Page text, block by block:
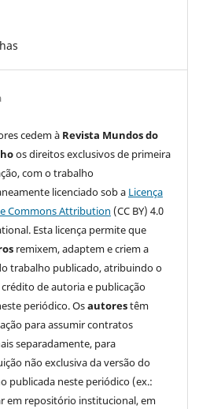
cedem à Revista Mundos do
os direitos exclusivos de primeira
com o trabalho
licenciado sob a Licença
Commons Attribution (CC BY) 4.0
Esta licença permite que
remixem, adaptem e criem a
trabalho publicado, atribuindo o
de autoria e publicação
periódico. Osautorestêm
para assumir contratos
separadamente, para
não exclusiva da versão do
publicada neste periódico (ex.:
em repositório institucional, em